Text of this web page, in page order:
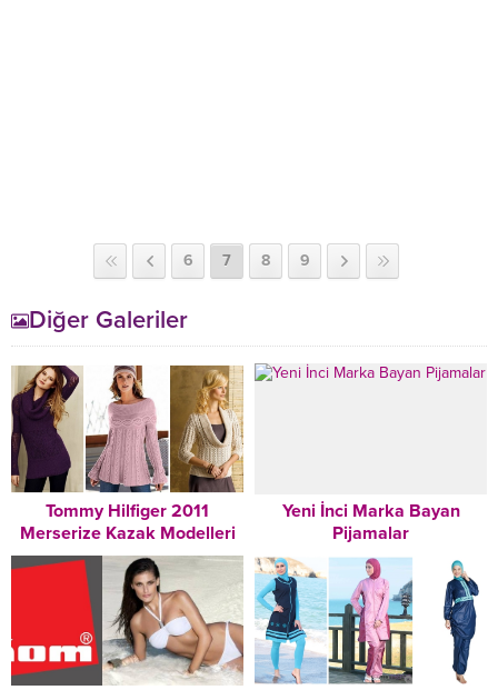
6 7 8 9
Diğer Galeriler
Tommy Hilfiger 2011
Merserize Kazak Modelleri
Yeni İnci Marka Bayan
Pijamalar